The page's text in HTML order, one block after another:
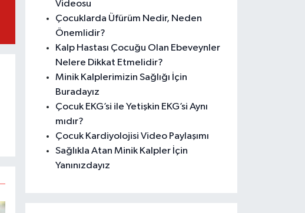
Videosu
Çocuklarda Üfürüm Nedir, Neden
Önemlidir?
Kalp Hastası Çocuğu Olan Ebeveynler
Nelere Dikkat Etmelidir?
Minik Kalplerimizin Sağlığı İçin
Buradayız
Çocuk EKG’si ile Yetişkin EKG’si Aynı
mıdır?
Çocuk Kardiyolojisi Video Paylaşımı
Sağlıkla Atan Minik Kalpler İçin
Yanınızdayız